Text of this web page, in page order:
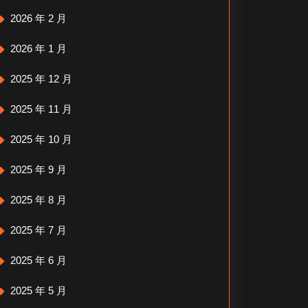
2026 年 2 月
2026 年 1 月
2025 年 12 月
2025 年 11 月
2025 年 10 月
2025 年 9 月
2025 年 8 月
2025 年 7 月
2025 年 6 月
2025 年 5 月